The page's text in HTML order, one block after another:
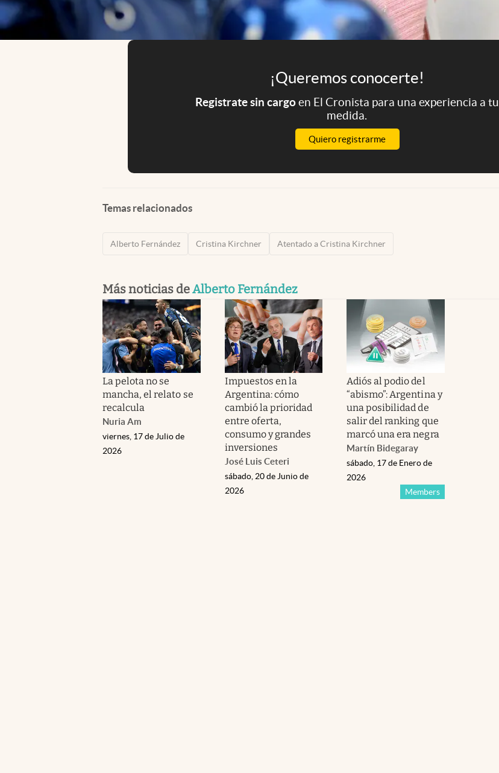
¡Queremos conocerte!
Registrate sin cargoen El Cronista para una experiencia a tu
medida.
Quiero registrarme
Temas relacionados
Alberto Fernández Cristina Kirchner Atentado a Cristina Kirchner
Más noticias deAlberto Fernández
La pelota no se
mancha, el relato se
recalcula
Nuria Am
viernes, 17 de Julio de
2026
Impuestos en la
Argentina: cómo
cambió la prioridad
entre oferta,
consumo y grandes
inversiones
José Luis Ceteri
sábado, 20 de Junio de
2026
Adiós al podio del
“abismo”: Argentina y
una posibilidad de
salir del ranking que
marcó una era negra
Martín Bidegaray
Members
sábado, 17 de Enero de
2026